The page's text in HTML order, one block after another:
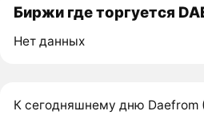
Биржи где торгуется
Нет данных
К сегодняшнему дню Daefrom